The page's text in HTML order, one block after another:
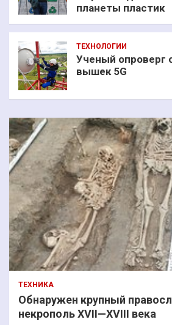
планеты пластик
ТЕХНОЛОГИИ
Ученый опроверг
вышек 5G
ТЕХНИКА
Обнаружен крупный
некрополь XVII—XVIII века